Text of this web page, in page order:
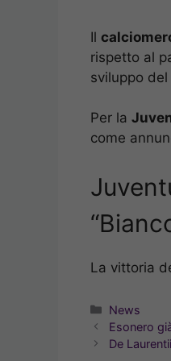
Il
rispetto al
sviluppo
Per la
come
La vittoria
Categorie
News
Esonero
De